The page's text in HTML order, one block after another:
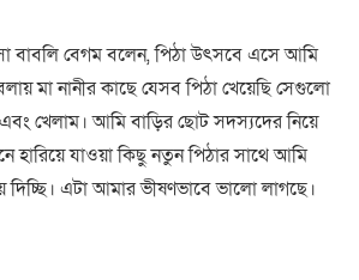
বাবলিবেগমবলেন,পিঠাউৎসবেএসেআমি
মানানীরকাছেযেসবপিঠাখেয়েছিসেগুলো
এবংখেলাম। আমিবাড়িরছোটসদস্যদেরনিয়ে
হারিয়েযাওয়াকিছুনতুনপিঠারসাথেআমি
দিচ্ছি। এটাআমারভীষণভাবেভালোলাগছে।